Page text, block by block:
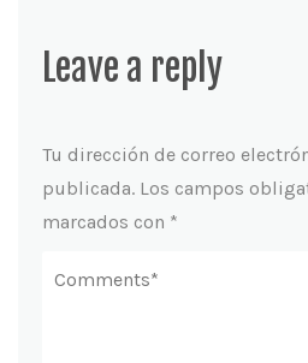
Leave a reply
Tu dirección de correo
publicada. Los campos
marcados con *